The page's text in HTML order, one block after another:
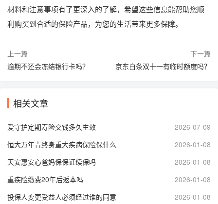
材料和注意事项有了更深入的了解，希望这些信息能帮助您顺
利购买到合适的保险产品，为您的生活带来更多保障。
上一篇
逾期不还会冻结银行卡吗？
下一篇
京东白条双十一有临时额度吗？
相关文章
爱守护定期寿险交钱多久生效
2026-07-09
恒大万年青终身重大疾病保险保什么
2026-01-08
天安惠安心爸妈保保证续保吗
2026-01-08
重疾险缴费20年后返本吗
2026-01-08
投保人变更受益人必须经过谁的同意
2026-01-08